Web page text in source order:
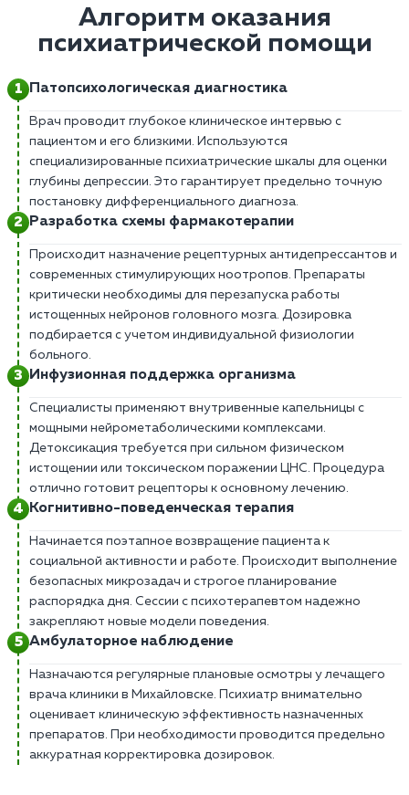
Алгоритм оказания
психиатрической помощи
Патопсихологическая диагностика
Врач проводит глубокое клиническое интервью с
пациентом и его близкими. Используются
специализированные психиатрические шкалы для оценки
глубины депрессии. Это гарантирует предельно точную
постановку дифференциального диагноза.
Разработка схемы фармакотерапии
Происходит назначение рецептурных антидепрессантов и
современных стимулирующих ноотропов. Препараты
критически необходимы для перезапуска работы
истощенных нейронов головного мозга. Дозировка
подбирается с учетом индивидуальной физиологии
больного.
Инфузионная поддержка организма
Специалисты применяют внутривенные капельницы с
мощными нейрометаболическими комплексами.
Детоксикация требуется при сильном физическом
истощении или токсическом поражении ЦНС. Процедура
отлично готовит рецепторы к основному лечению.
Когнитивно-поведенческая терапия
Начинается поэтапное возвращение пациента к
социальной активности и работе. Происходит выполнение
безопасных микрозадач и строгое планирование
распорядка дня. Сессии с психотерапевтом надежно
закрепляют новые модели поведения.
Амбулаторное наблюдение
Назначаются регулярные плановые осмотры у лечащего
врача клиники в Михайловске. Психиатр внимательно
оценивает клиническую эффективность назначенных
препаратов. При необходимости проводится предельно
аккуратная корректировка дозировок.